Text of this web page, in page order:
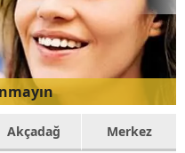
Akçadağ Merkez